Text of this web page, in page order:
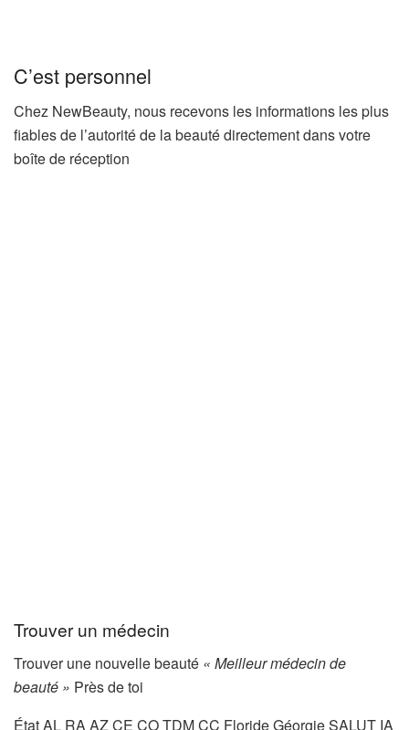
C’est personnel
Chez NewBeauty, nous recevons les informations les plus
fiables de l’autorité de la beauté directement dans votre
boîte de réception
Trouver un médecin
Trouver une nouvelle beauté « Meilleur médecin de
beauté » Près de toi
État AL RA AZ CE CO TDM CC Floride Géorgie SALUT IA